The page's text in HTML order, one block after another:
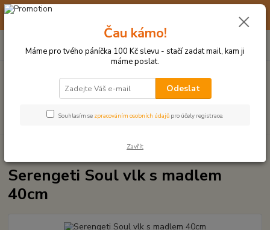
☀️ 10. - 14. SRPNA 2026 MÁME DOVOLENOU ☀️ OBJEDNÁVKY
Hledat
po–pá: 9–17 hod.
za0 Kč
PLYŠOVÉ A TEXTILNÍ HRAČKY
Serengeti Soul vlk s madlem
40cm
Čau kámo!
Máme pro tvého páníčka 100 Kč slevu - stačí zadat mail, kam ji
máme poslat.
Odeslat
Souhlasím se zpracováním osobních údajů pro účely registrace.
Zavřít